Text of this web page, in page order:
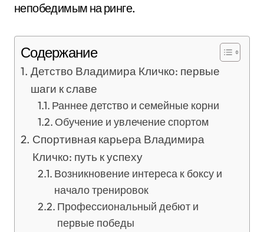
непобедимым на ринге.
Содержание
Детство Владимира Кличко: первые
шаги к славе
Раннее детство и семейные корни
Обучение и увлечение спортом
Спортивная карьера Владимира
Кличко: путь к успеху
Возникновение интереса к боксу и
начало тренировок
Профессиональный дебют и
первые победы